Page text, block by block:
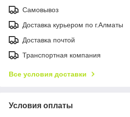
Самовывоз
Доставка курьером по г.Алматы
Доставка почтой
Транспортная компания
Все условия доставки
Условия оплаты